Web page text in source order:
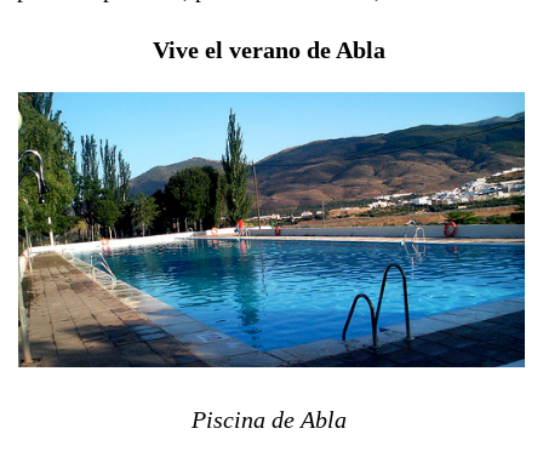
Vive el verano de Abla
Piscina de Abla